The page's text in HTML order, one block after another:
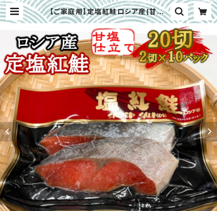
【ご家庭用】定塩紅鮭ロシア産(甘口)
2切×10入 | 塩釜水産食品